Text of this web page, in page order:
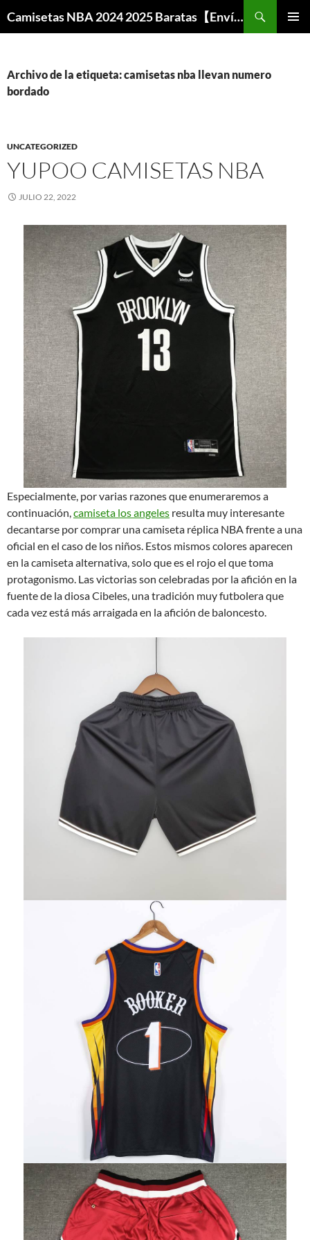
Camisetas NBA 2024 2025 Baratas【Envío Gratis】
Archivo de la etiqueta: camisetas nba llevan numero
bordado
UNCATEGORIZED
YUPOO CAMISETAS NBA
JULIO 22, 2022
Especialmente, por varias razones que enumeraremos a
continuación,camiseta los angeles resulta muy interesante
decantarse por comprar una camiseta réplica NBA frente a una
oficial en el caso de los niños. Estos mismos colores aparecen
en la camiseta alternativa, solo que es el rojo el que toma
protagonismo. Las victorias son celebradas por la afición en la
fuente de la diosa Cibeles, una tradición muy futbolera que
cada vez está más arraigada en la afición de baloncesto.